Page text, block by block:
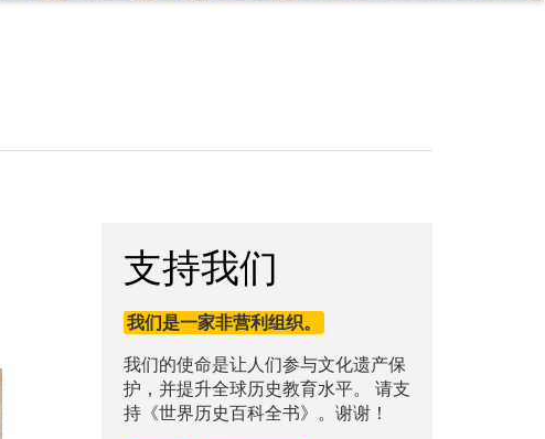
支持我们
我们是一家非营利组织。
我们的使命是让人们参与文化遗产保
护，并提升全球历史教育水平。 请支
持《世界历史百科全书》。谢谢！